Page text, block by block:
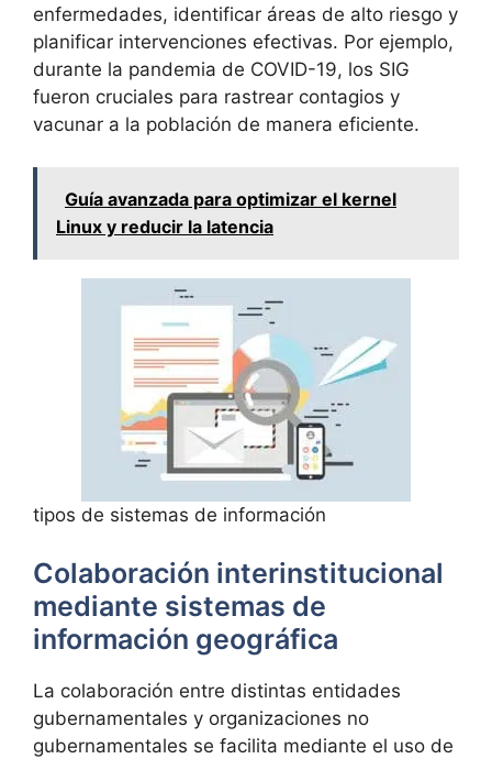
enfermedades, identificar áreas de alto riesgo y
planificar intervenciones efectivas. Por ejemplo,
durante la pandemia de COVID-19, los SIG
fueron cruciales para rastrear contagios y
vacunar a la población de manera eficiente.
Guía avanzada para optimizar el kernel
Linux y reducir la latencia
tipos de sistemas de información
Colaboración interinstitucional
mediante sistemas de
información geográfica
La colaboración entre distintas entidades
gubernamentales y organizaciones no
gubernamentales se facilita mediante el uso de